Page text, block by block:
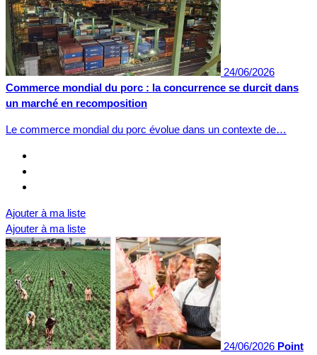
24/06/2026
Commerce mondial du porc : la concurrence se durcit dans
un marché en recomposition
Le commerce mondial du porc évolue dans un contexte de…
Ajouter à ma liste
Ajouter à ma liste
24/06/2026 Point